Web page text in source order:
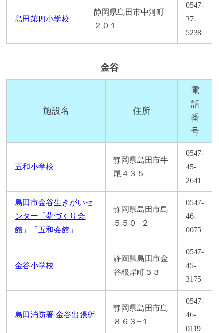
島田第四小学校
静岡県島田市中河町
２０１
0547-
37-
5238
金谷
施設名 住所
電
話
番
号
五和小学校
静岡県島田市牛
尾４３５
0547-
45-
2641
島田市金谷生きがいセ
ンター「夢づくり会
館」「五和会館」
静岡県島田市島
５５０−２
0547-
46-
0075
金谷小学校
静岡県島田市金
谷根岸町３３
0547-
45-
3175
島田消防署 金谷出張所
静岡県島田市島
８６３−１
0547-
46-
0119